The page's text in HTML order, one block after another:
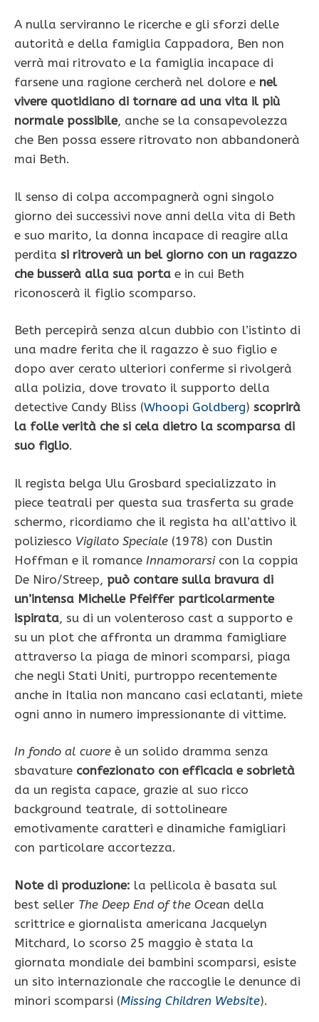
A nulla serviranno le ricerche e gli sforzi delle
autorità e della famiglia Cappadora, Ben non
verrà mai ritrovato e la famiglia incapace di
farsene una ragione cercherà nel dolore e nel
vivere quotidiano di tornare ad una vita il più
normale possibile, anche se la consapevolezza
che Ben possa essere ritrovato non abbandonerà
mai Beth.
Il senso di colpa accompagnerà ogni singolo
giorno dei successivi nove anni della vita di Beth
e suo marito, la donna incapace di reagire alla
perdita si ritroverà un bel giorno con un ragazzo
che busserà alla sua porta e in cui Beth
riconoscerà il figlio scomparso.
Beth percepirà senza alcun dubbio con l’istinto di
una madre ferita che il ragazzo è suo figlio e
dopo aver cerato ulteriori conferme si rivolgerà
alla polizia, dove trovato il supporto della
detective Candy Bliss (Whoopi Goldberg) scoprirà
la folle verità che si cela dietro la scomparsa di
suo figlio.
Il regista belga Ulu Grosbard specializzato in
piece teatrali per questa sua trasferta su grade
schermo, ricordiamo che il regista ha all’attivo il
poliziesco Vigilato Speciale (1978) con Dustin
Hoffman e il romance Innamorarsicon la coppia
De Niro/Streep, può contare sulla bravura di
un’intensa Michelle Pfeiffer particolarmente
ispirata, su di un volenteroso cast a supporto e
su un plot che affronta un dramma famigliare
attraverso la piaga de minori scomparsi, piaga
che negli Stati Uniti, purtroppo recentemente
anche in Italia non mancano casi eclatanti, miete
ogni anno in numero impressionante di vittime.
In fondo al cuore è un solido dramma senza
sbavature confezionato con efficacia e sobrietà
da un regista capace, grazie al suo ricco
background teatrale, di sottolineare
emotivamente caratteri e dinamiche famigliari
con particolare accortezza.
Note di produzione: la pellicola è basata sul
best seller The Deep End of the Ocean della
scrittrice e giornalista americana Jacquelyn
Mitchard, lo scorso 25 maggio è stata la
giornata mondiale dei bambini scomparsi, esiste
un sito internazionale che raccoglie le denunce di
minori scomparsi (Missing Children Website).